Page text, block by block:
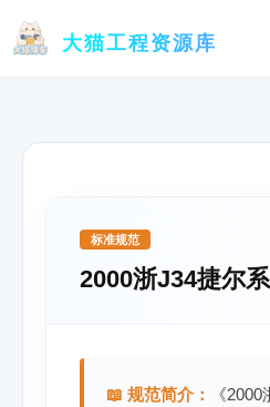
大猫工程资源库
标准规范
2000浙J34捷尔
📖 规范简介：
《